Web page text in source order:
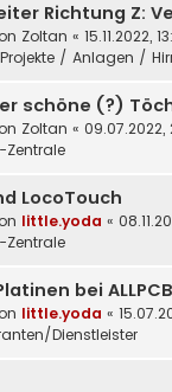
Richtung Z:
Zoltan « 15.11.2022,
Projekte / Anlagen /
schöne (?)
Zoltan « 09.07.2022,
Zentrale
LocoTouch
little.yoda «
Zentrale
bei ALLPCB
little.yoda «
Dienstleister